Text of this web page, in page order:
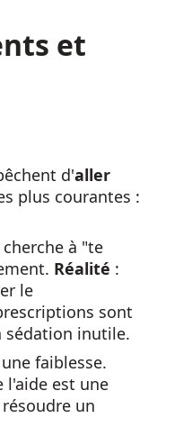
et
d'aller
plus courantes :
à "te
Réalité :
le
sont
sédation inutile.
faiblesse.
l'aide est une
un